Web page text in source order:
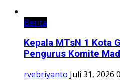
Berita
Kepala MTsN 1 Kota
Pengurus Komite
rvebriyanto Juli 31, 2026 0